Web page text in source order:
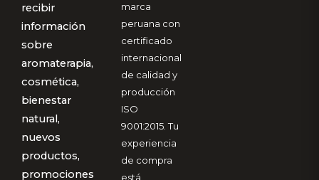
recibir
información
sobre
aromaterapia,
cosmética,
bienestar
natural,
nuevos
productos,
promociones
marca
peruana con
certificado
internacional
de calidad y
producción
ISO
9001:2015. Tu
experiencia
de compra
está